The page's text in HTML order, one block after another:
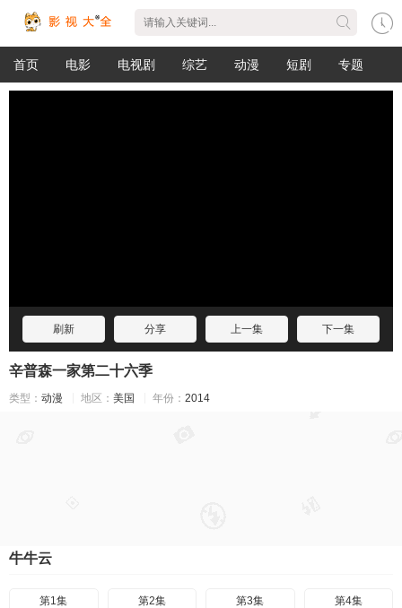
首页 电影 电视剧 综艺 动漫 短剧 专题
刷新 分享 上一集 下一集
辛普森一家第二十六季
类型： 动漫 地区： 美国 年份： 2014
牛牛云
第1集 第2集 第3集 第4集